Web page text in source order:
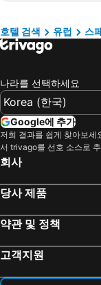
호텔 앤드 스파 비라 올림
Barcelona Airport
호텔 바르셀로나 프
Inturotel Cala Esmeralda Beach Hotel
Casa San Nicolás
Senator Barajas
Atenas Granada
Sercotel Rosellón
호텔 푸에르타 데 톨레
Hotel Selva Arenal
호텔 검색 유럽 스
나라를 선택하세요
Google에 추가
저희 결과를 쉽게 찾아보세
서 trivago를 선호 소스로
회사
당사 제품
약관 및 정책
고객지원